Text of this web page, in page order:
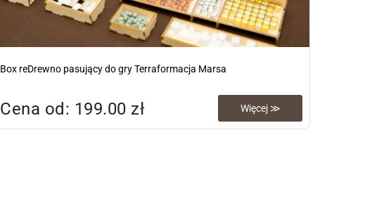
Box reDrewno pasujący do gry Terraformacja Marsa
Cena od: 199.00 zł Więcej ≫